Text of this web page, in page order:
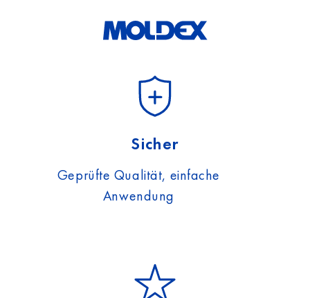
Sicher
Geprüfte Qualität, einfache
Anwendung